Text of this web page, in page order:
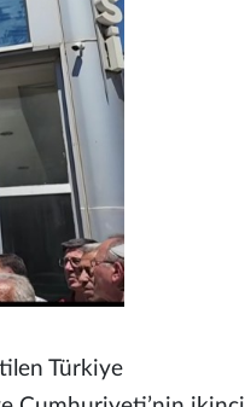
Türkiye